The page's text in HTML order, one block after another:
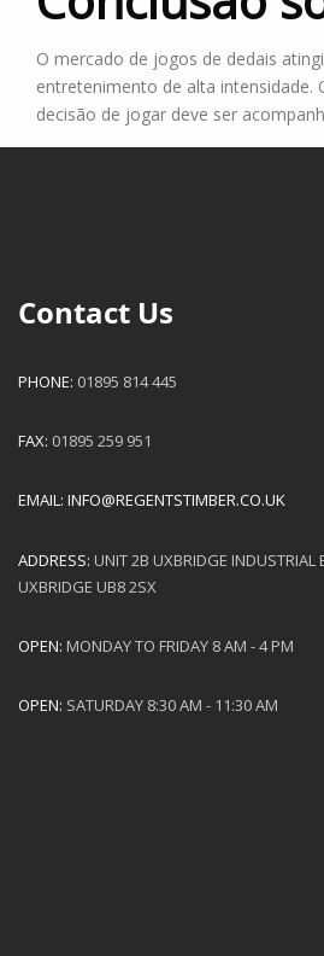
O mercado de jogos de dedais
entretenimento de alta intensidade.
decisão de jogar deve ser
Contact Us
PHONE: 01895 814 445
FAX: 01895 259 951
EMAIL: INFO@REGENTSTIMBER.CO.UK
ADDRESS: UNIT 2B UXBRIDGE INDUSTRIAL
UXBRIDGE UB8 2SX
OPEN: MONDAY TO FRIDAY 8 AM - 4 PM
OPEN: SATURDAY 8:30 AM - 11:30 AM